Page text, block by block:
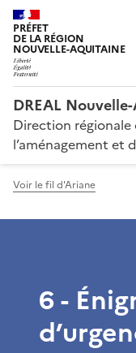
PRÉFET
DE LA RÉGION
NOUVELLE-AQUITAINE
DREAL
Direction régionale
l’aménagement et
Voir le fil d'Ariane
6 -